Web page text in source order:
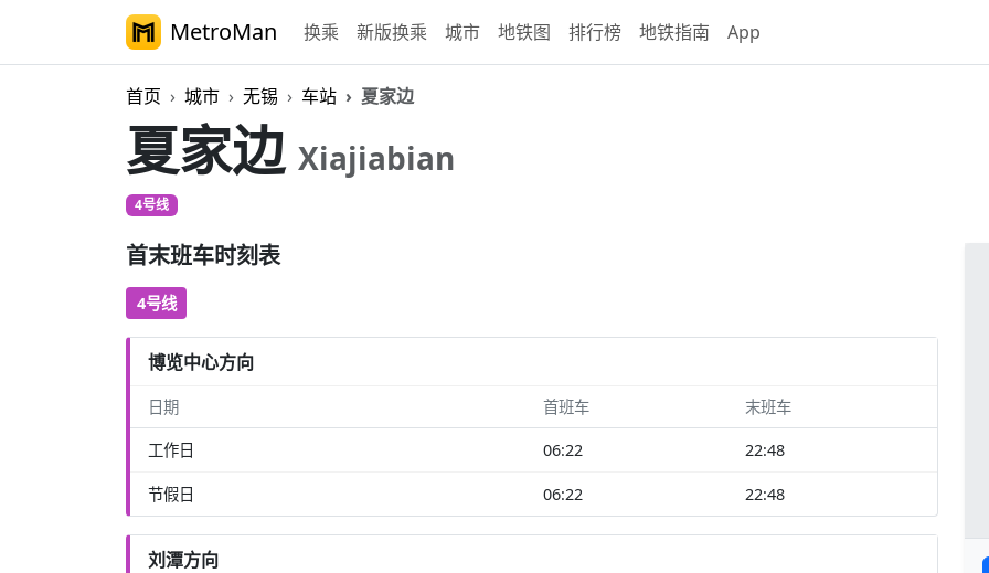
MetroMan 换乘 新版换乘 城市 地铁图 排行榜 地铁指南 App
首页 城市 无锡 车站 夏家边
夏家边 Xiajiabian
4号线
首末班车时刻表
4号线
博览中心方向
日期 首班车 末班车
工作日 06:22 22:48
节假日 06:22 22:48
刘潭方向